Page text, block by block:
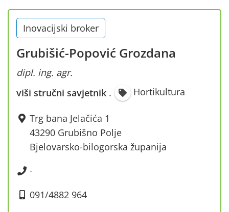
Inovacijski broker
Grubišić-Popović Grozdana
dipl. ing. agr.
viši stručni savjetnik · Hortikultura
Trg bana Jelačića 1
43290 Grubišno Polje
Bjelovarsko-bilogorska županija
-
091/4882 964